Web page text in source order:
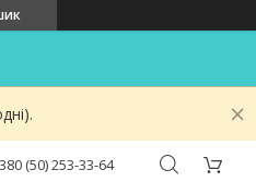
(50) 253-33-64